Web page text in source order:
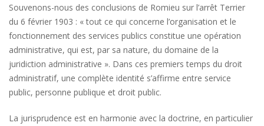
Souvenons-nous des conclusions de Romieu sur l’arrêt Terrier
du 6 février 1903 : « tout ce qui concerne l’organisation et le
fonctionnement des services publics constitue une opération
administrative, qui est, par sa nature, du domaine de la
juridiction administrative ». Dans ces premiers temps du droit
administratif, une complète identité s’affirme entre service
public, personne publique et droit public.
La jurisprudence est en harmonie avec la doctrine, en particulier